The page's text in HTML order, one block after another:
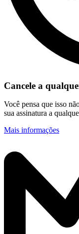
Cancele a
Você pensa que isso
sua assinatura a
Mais informações